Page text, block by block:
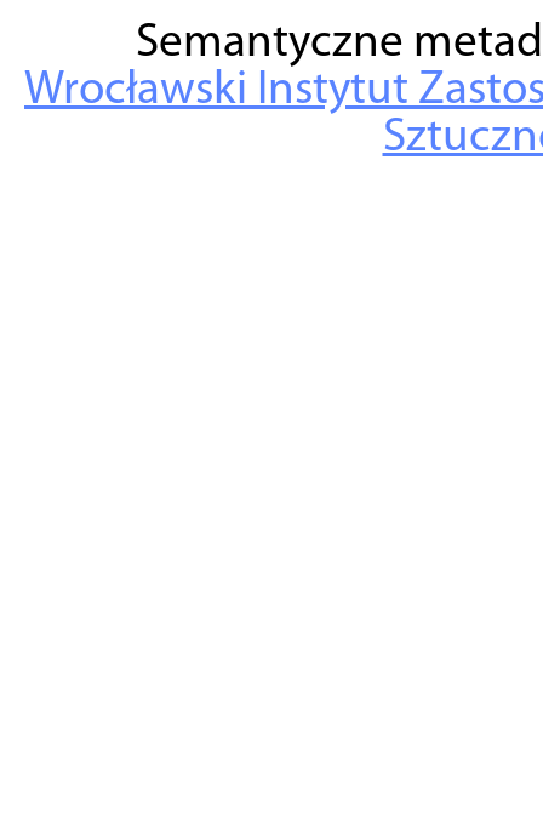
Semantyczne
Wrocławski Instytut